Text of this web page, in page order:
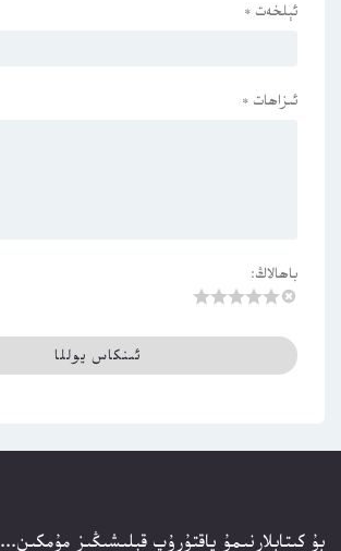
ئېلخەت *
ئىزاھات *
باھالاڭ:
بۇ كىتابلارنىمۇ ياقتۇرۇپ قېلىشىڭىز مۇمكىن...